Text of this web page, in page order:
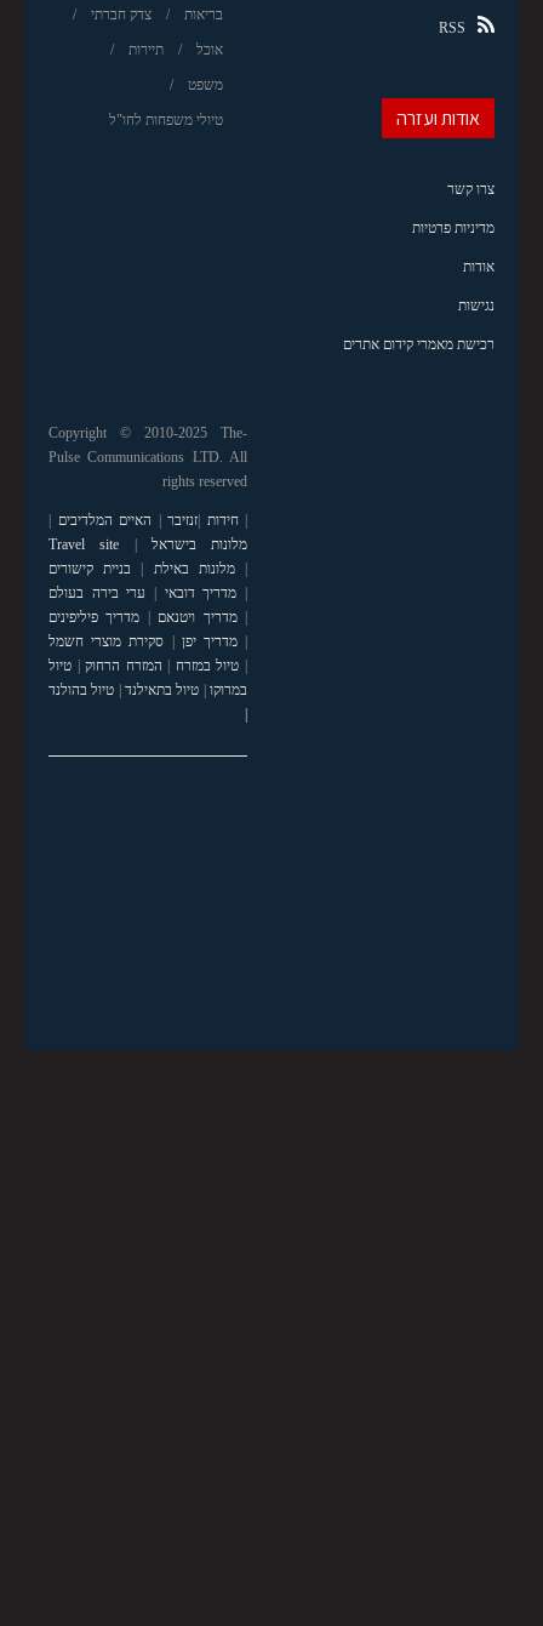
בריאות צדק חברתי
אוכל תיירות
משפט
טיולי משפחות לחו"ל
RSS
אודות ועזרה
צרו קשר
מדיניות פרטיות
אודות
נגישות
רכישת מאמרי קידום אתרים
Copyright © 2010-2025 The-
Pulse Communications LTD. All
rights reserved
|חידות זנזיבר האיים המלדיבים
מלונות בישראל
Travel site
|מלונות באילת
בניית קישורים
מדריך דובאי
ערי בירה בעולם
|מדריך ויטנאם
מדריך פיליפינים
|מדריך יפן
סקירת מוצרי חשמל
טיול במזרח המזרח הרחוק| טיול
במרוקו| טיול בתאילנד| טיול בהולנד